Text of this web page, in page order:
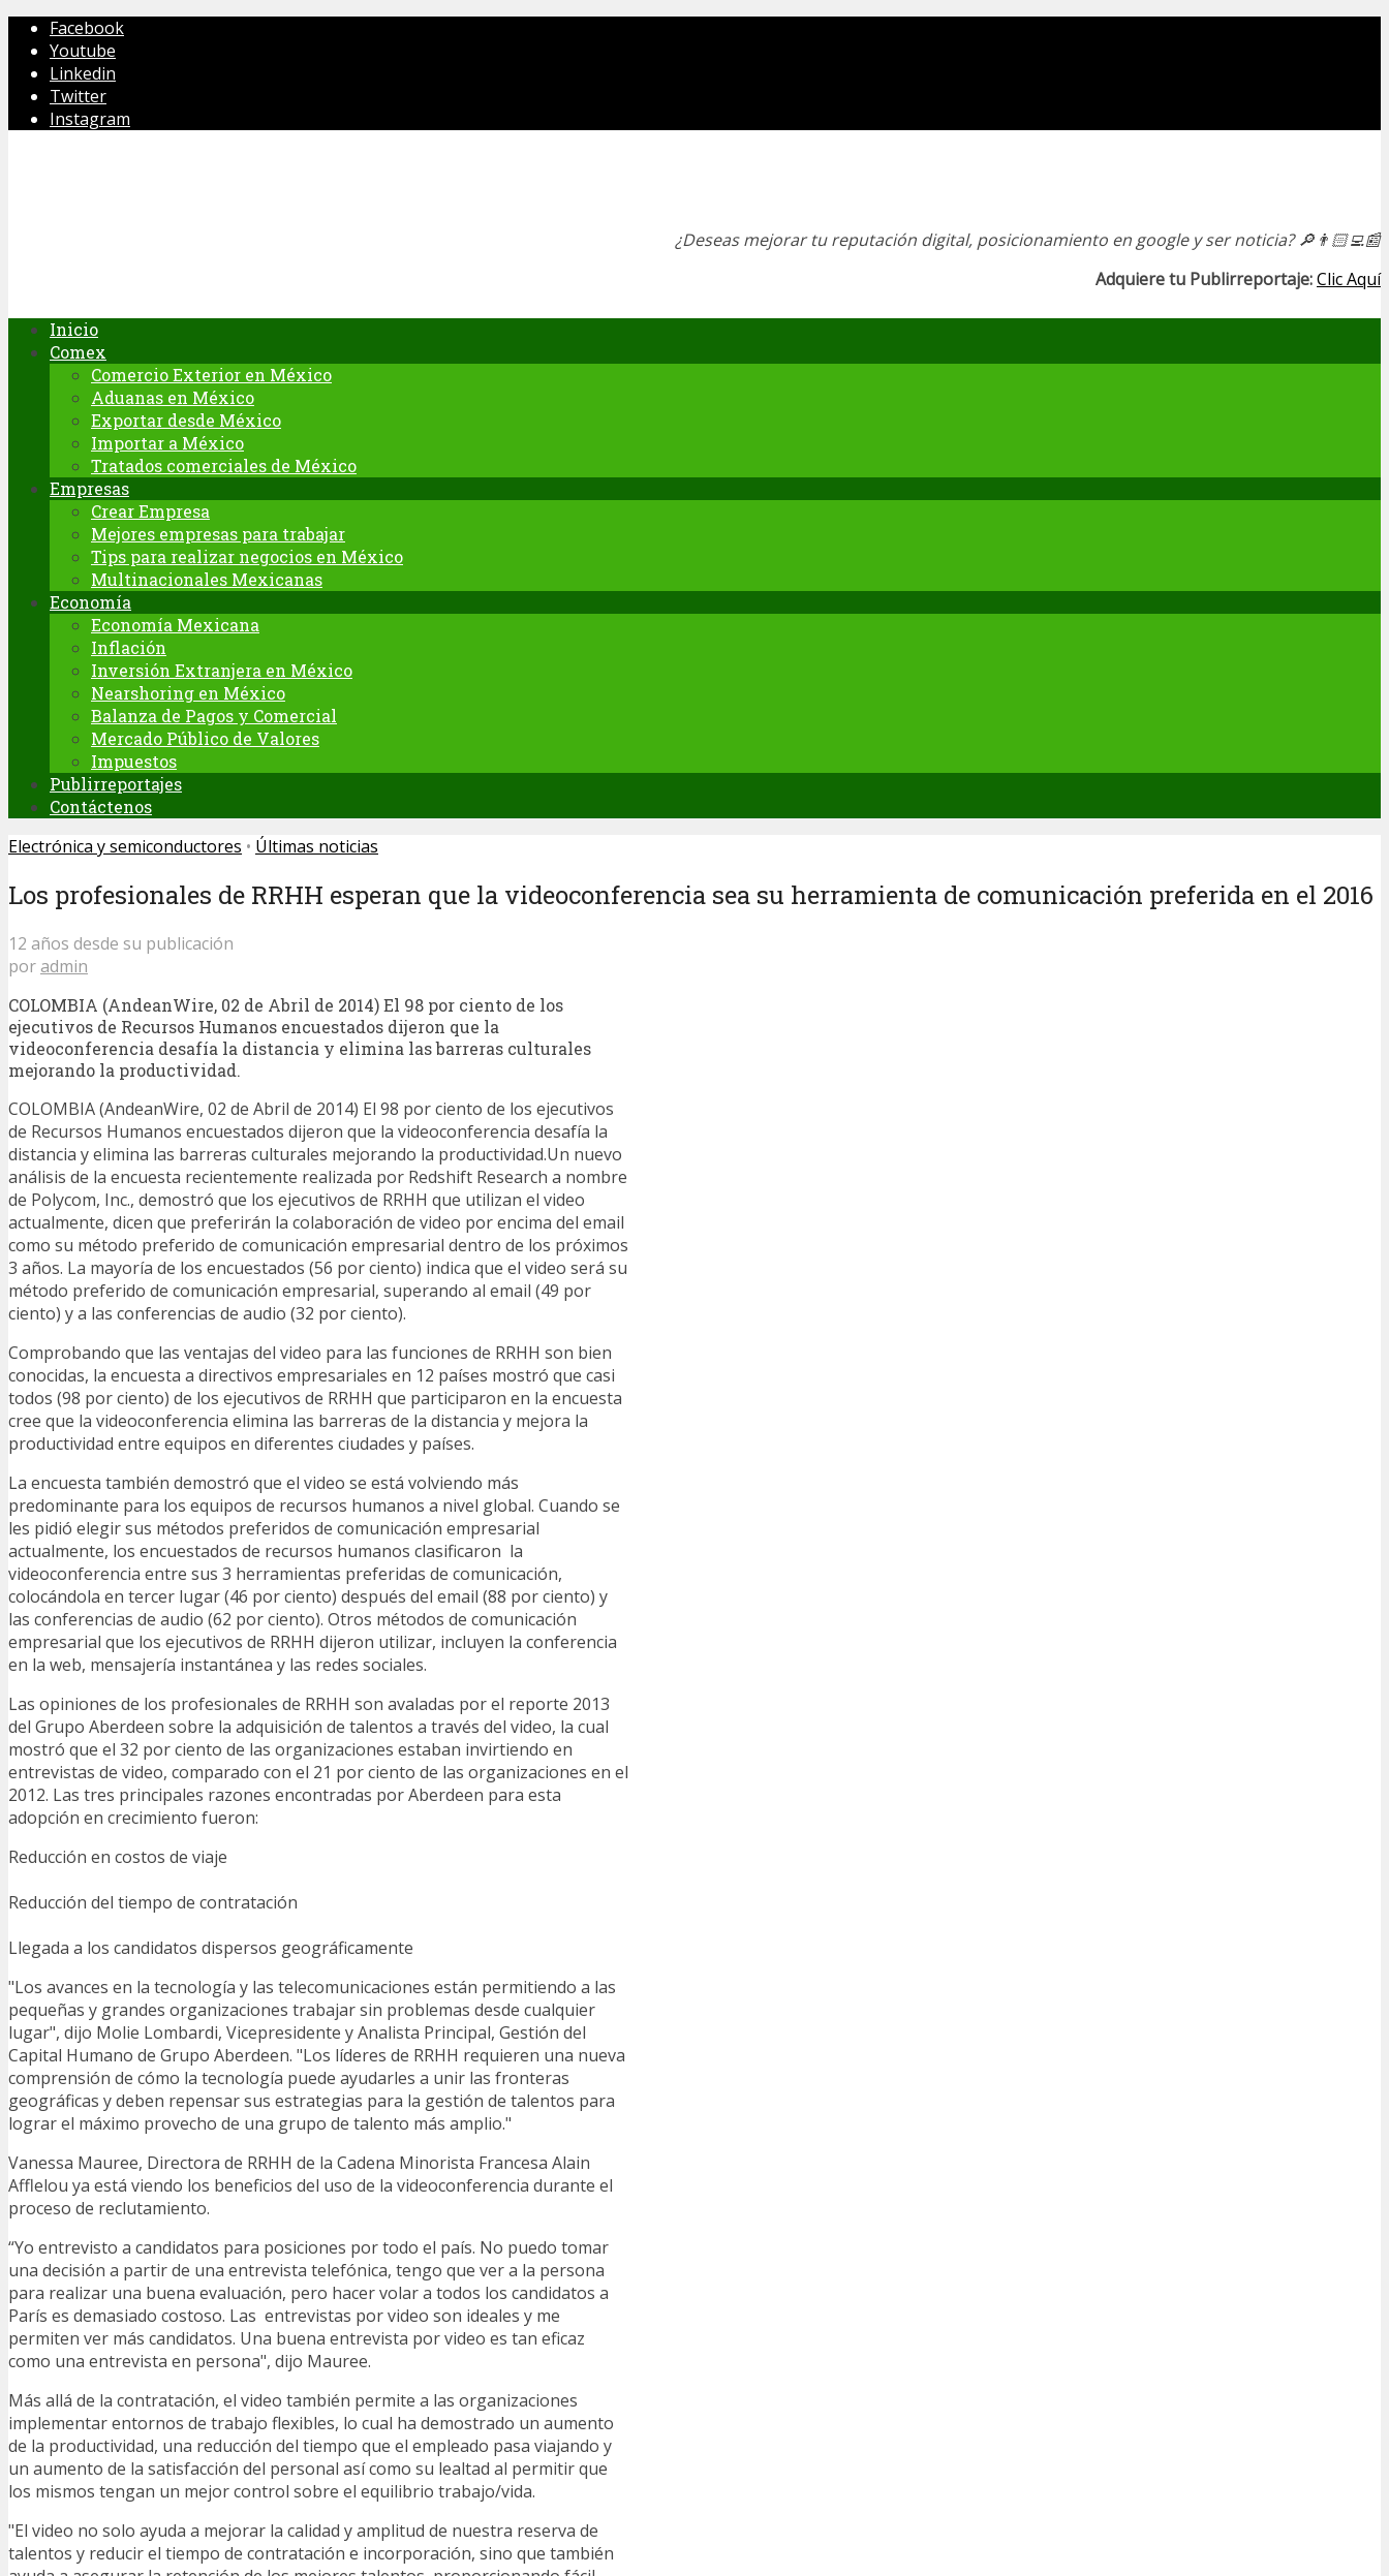
Facebook
Youtube
Linkedin
Twitter
Instagram
¿Deseas mejorar tu reputación digital, posicionamiento en google y ser noticia?🔎👨🏻‍💻📰
Adquiere tu Publirreportaje:Clic Aquí
Inicio
Comex
Comercio Exterior en México
Aduanas en México
Exportar desde México
Importar a México
Tratados comerciales de México
Empresas
Crear Empresa
Mejores empresas para trabajar
Tips para realizar negocios en México
Multinacionales Mexicanas
Economía
Economía Mexicana
Inflación
Inversión Extranjera en México
Nearshoring en México
Balanza de Pagos y Comercial
Mercado Público de Valores
Impuestos
Publirreportajes
Contáctenos
Electrónica y semiconductores • Últimas noticias
Los profesionales de RRHH esperan que la videoconferencia sea su herramienta de comunicación preferida en el 2016
12 años desde su publicación
poradmin
COLOMBIA (AndeanWire, 02 de Abril de 2014) El 98 por ciento de los
ejecutivos de Recursos Humanos encuestados dijeron que la
videoconferencia desafía la distancia y elimina las barreras culturales
mejorando la productividad.
COLOMBIA (AndeanWire, 02 de Abril de 2014) El 98 por ciento de los ejecutivos
de Recursos Humanos encuestados dijeron que la videoconferencia desafía la
distancia y elimina las barreras culturales mejorando la productividad.Un nuevo
análisis de la encuesta recientemente realizada por Redshift Research a nombre
de Polycom, Inc., demostró que los ejecutivos de RRHH que utilizan el video
actualmente, dicen que preferirán la colaboración de video por encima del email
como su método preferido de comunicación empresarial dentro de los próximos
3 años. La mayoría de los encuestados (56 por ciento) indica que el video será su
método preferido de comunicación empresarial, superando al email (49 por
ciento) y a las conferencias de audio (32 por ciento).
Comprobando que las ventajas del video para las funciones de RRHH son bien
conocidas, la encuesta a directivos empresariales en 12 países mostró que casi
todos (98 por ciento) de los ejecutivos de RRHH que participaron en la encuesta
cree que la videoconferencia elimina las barreras de la distancia y mejora la
productividad entre equipos en diferentes ciudades y países.
La encuesta también demostró que el video se está volviendo más
predominante para los equipos de recursos humanos a nivel global. Cuando se
les pidió elegir sus métodos preferidos de comunicación empresarial
actualmente, los encuestados de recursos humanos clasificaron la
videoconferencia entre sus 3 herramientas preferidas de comunicación,
colocándola en tercer lugar (46 por ciento) después del email (88 por ciento) y
las conferencias de audio (62 por ciento). Otros métodos de comunicación
empresarial que los ejecutivos de RRHH dijeron utilizar, incluyen la conferencia
en la web, mensajería instantánea y las redes sociales.
Las opiniones de los profesionales de RRHH son avaladas por el reporte 2013
del Grupo Aberdeen sobre la adquisición de talentos a través del video, la cual
mostró que el 32 por ciento de las organizaciones estaban invirtiendo en
entrevistas de video, comparado con el 21 por ciento de las organizaciones en el
2012. Las tres principales razones encontradas por Aberdeen para esta
adopción en crecimiento fueron:
Reducción en costos de viaje
Reducción del tiempo de contratación
Llegada a los candidatos dispersos geográficamente
"Los avances en la tecnología y las telecomunicaciones están permitiendo a las
pequeñas y grandes organizaciones trabajar sin problemas desde cualquier
lugar", dijo Molie Lombardi, Vicepresidente y Analista Principal, Gestión del
Capital Humano de Grupo Aberdeen. "Los líderes de RRHH requieren una nueva
comprensión de cómo la tecnología puede ayudarles a unir las fronteras
geográficas y deben repensar sus estrategias para la gestión de talentos para
lograr el máximo provecho de una grupo de talento más amplio."
Vanessa Mauree, Directora de RRHH de la Cadena Minorista Francesa Alain
Afflelou ya está viendo los beneficios del uso de la videoconferencia durante el
proceso de reclutamiento.
“Yo entrevisto a candidatos para posiciones por todo el país. No puedo tomar
una decisión a partir de una entrevista telefónica, tengo que ver a la persona
para realizar una buena evaluación, pero hacer volar a todos los candidatos a
París es demasiado costoso. Las entrevistas por video son ideales y me
permiten ver más candidatos. Una buena entrevista por video es tan eficaz
como una entrevista en persona", dijo Mauree.
Más allá de la contratación, el video también permite a las organizaciones
implementar entornos de trabajo flexibles, lo cual ha demostrado un aumento
de la productividad, una reducción del tiempo que el empleado pasa viajando y
un aumento de la satisfacción del personal así como su lealtad al permitir que
los mismos tengan un mejor control sobre el equilibrio trabajo/vida.
"El video no solo ayuda a mejorar la calidad y amplitud de nuestra reserva de
talentos y reducir el tiempo de contratación e incorporación, sino que también